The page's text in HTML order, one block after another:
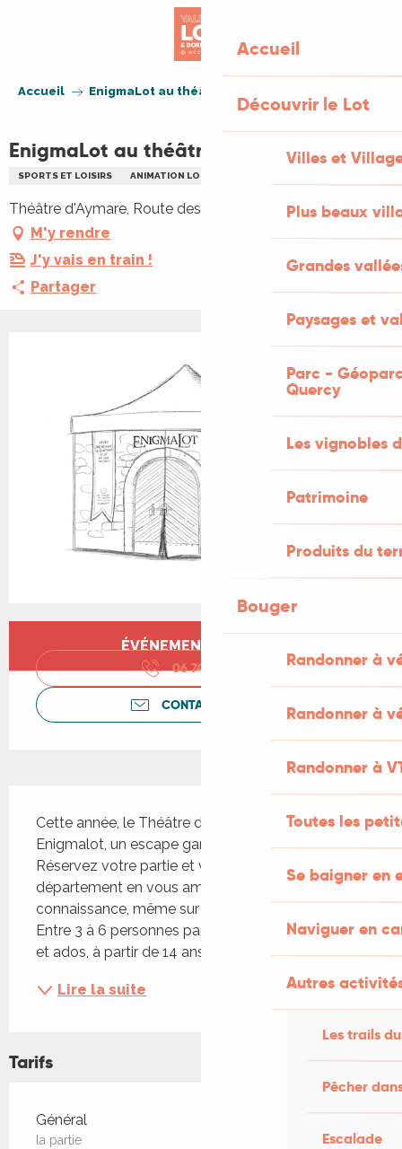
Accueil
Découvrir le Lot
Villes et
Plus beaux
Grandes
Paysages et
Parc -
Quercy
Les vignobles
Patrimoine
Produits du
Bouger
Randonner à
Randonner à
Randonner à
Toutes les
Se baigner en
Naviguer en
Autres
Les trails
Pêcher
Escalade
Accueil EnigmaLot au théâtre d'Aymare
EnigmaLot au théâtre d'Aymare
SPORTS ET LOISIRS ANIMATION LOCALE
Théâtre d'Aymare, Route des Cazes, 46300 Le Vigan
M'y rendre
J'y vais en train !
Partager
Ouverture et coordonnées
ÉVÉNEMENT TERMINÉ
06 74 69 72
CONTACTEZ-NOUS
Cette année, le Théâtre d'Aymare accueille
Enigmalot, un escape game mobile sur le Lot.
Réservez votre partie et venez (re)découvrir le
département en vous amusant. Aucune
connaissance, même sur le Lot, n'est requise !
Entre 3 à 6 personnes par partie. Jeu pour adultes
et ados, à partir de 14 ans....
Lire la suite
Tarifs
Tarifs 2026
Général
la partie